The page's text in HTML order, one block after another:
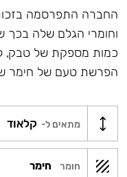
החברה התפרסמה
וחומרי הגלם שלה בכך
כמות מספקת של טבק,
הפרשת טעם של חימר
מתאים ל- קלאוד
חומר חימר